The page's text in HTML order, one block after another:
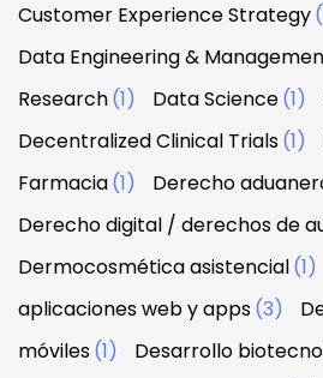
Customer Experience Strategy
Data Engineering &
Research(1) Data Science(1)
Decentralized Clinical Trials(1)
Farmacia(1) Derecho
Derecho digital / derechos de
Dermocosmética asistencial(1)
aplicaciones web y apps(3)
móviles(1) Desarrollo